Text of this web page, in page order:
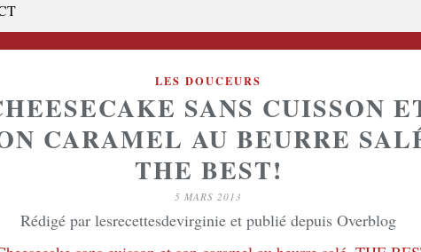
LES DOUCEURS
SANS CUISSON
CARAMEL AU BEURRE
THE BEST!
5 MARS 2013
Rédigé par lesrecettesdevirginie et publié depuis Overblog